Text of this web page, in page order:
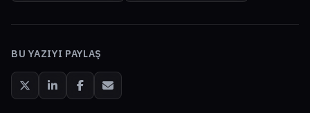
BU YAZIYI PAYLAŞ